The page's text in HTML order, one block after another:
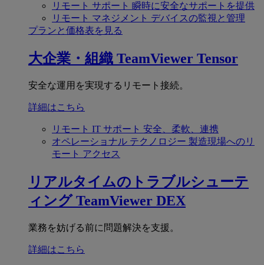
リモート サポート 瞬時に安全なサポートを提供
リモート マネジメント デバイスの監視と管理
プランと価格表を見る
大企業・組織 TeamViewer Tensor
安全な運用を実現するリモート接続。
詳細はこちら
リモート IT サポート 安全、柔軟、連携
オペレーショナル テクノロジー 製造現場へのリ
モート アクセス
リアルタイムのトラブルシューテ
ィング TeamViewer DEX
業務を妨げる前に問題解決を支援。
詳細はこちら